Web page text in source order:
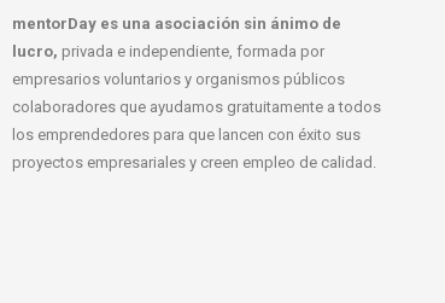
mentorDay es una asociación sin ánimo de
lucro, privada e independiente, formada por
empresarios voluntarios y organismos públicos
colaboradores que ayudamos gratuitamente a todos
los emprendedores para que lancen con éxito sus
proyectos empresariales y creen empleo de calidad.